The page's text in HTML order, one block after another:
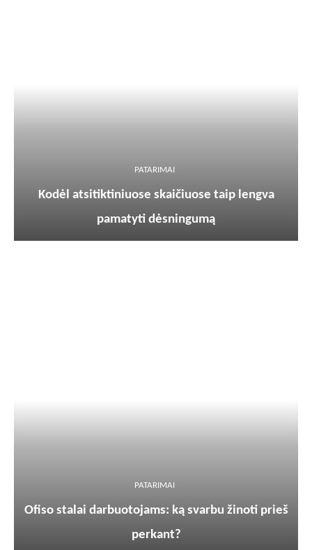
PATARIMAI
Kodėl atsitiktiniuose skaičiuose taip lengva
pamatyti dėsningumą
PATARIMAI
Ofiso stalai darbuotojams: ką svarbu žinoti prieš
perkant?